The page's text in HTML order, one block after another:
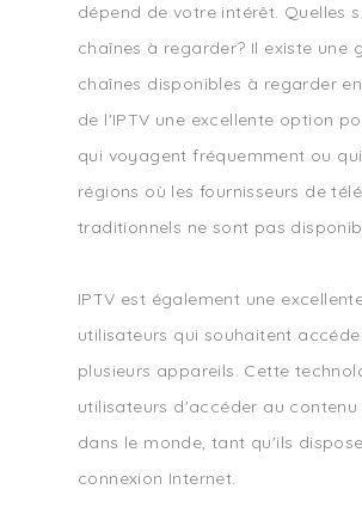
dépend de votre intérêt. Quelles
chaînes à regarder? Il existe une
chaînes disponibles à regarder
de l'IPTV une excellente option
qui voyagent fréquemment ou
régions où les fournisseurs de
traditionnels ne sont pas
IPTV est également une
utilisateurs qui souhaitent
plusieurs appareils. Cette
utilisateurs d'accéder au
dans le monde, tant qu'ils
connexion Internet.